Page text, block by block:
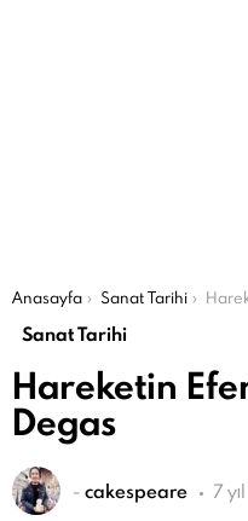
Şu an buradasın:
Anasayfa Sanat Tarihi Hareketin
Sanat Tarihi
Hareketin
Degas
- cakespeare 7